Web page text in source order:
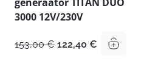
3000 12V/230V
153,00€ Algne
122,40 € Praegune